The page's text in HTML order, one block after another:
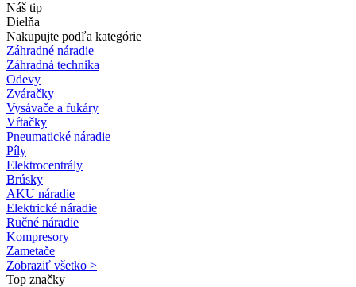
Náš tip
Dielňa
Nakupujte podľa kategórie
Záhradné náradie
Záhradná technika
Odevy
Zváračky
Vysávače a fukáry
Vŕtačky
Pneumatické náradie
Píly
Elektrocentrály
Brúsky
AKU náradie
Elektrické náradie
Ručné náradie
Kompresory
Zametače
Zobraziť všetko >
Top značky